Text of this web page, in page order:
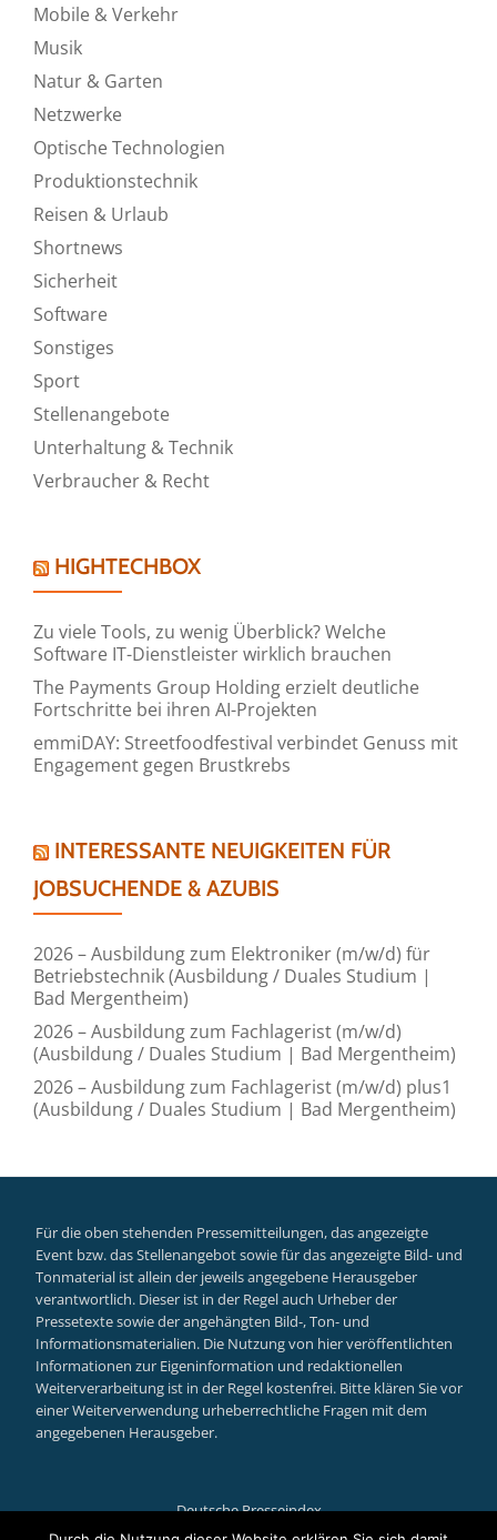
Mobile & Verkehr
Musik
Natur & Garten
Netzwerke
Optische Technologien
Produktionstechnik
Reisen & Urlaub
Shortnews
Sicherheit
Software
Sonstiges
Sport
Stellenangebote
Unterhaltung & Technik
Verbraucher & Recht
HIGHTECHBOX
Zu viele Tools, zu wenig Überblick? Welche
Software IT-Dienstleister wirklich brauchen
The Payments Group Holding erzielt deutliche
Fortschritte bei ihren AI-Projekten
emmiDAY: Streetfoodfestival verbindet Genuss mit
Engagement gegen Brustkrebs
INTERESSANTE NEUIGKEITEN FÜR
JOBSUCHENDE & AZUBIS
2026 – Ausbildung zum Elektroniker (m/w/d) für
Betriebstechnik (Ausbildung / Duales Studium |
Bad Mergentheim)
2026 – Ausbildung zum Fachlagerist (m/w/d)
(Ausbildung / Duales Studium | Bad Mergentheim)
2026 – Ausbildung zum Fachlagerist (m/w/d) plus1
(Ausbildung / Duales Studium | Bad Mergentheim)
Für die oben stehenden Pressemitteilungen, das angezeigte
Event bzw. das Stellenangebot sowie für das angezeigte Bild- und
Tonmaterial ist allein der jeweils angegebene Herausgeber
verantwortlich. Dieser ist in der Regel auch Urheber der
Pressetexte sowie der angehängten Bild-, Ton- und
Informationsmaterialien. Die Nutzung von hier veröffentlichten
Informationen zur Eigeninformation und redaktionellen
Weiterverarbeitung ist in der Regel kostenfrei. Bitte klären Sie vor
einer Weiterverwendung urheberrechtliche Fragen mit dem
angegebenen Herausgeber.
Deutsche Presseindex